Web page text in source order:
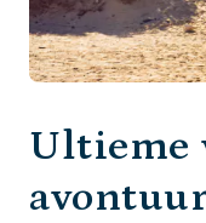
Ultieme